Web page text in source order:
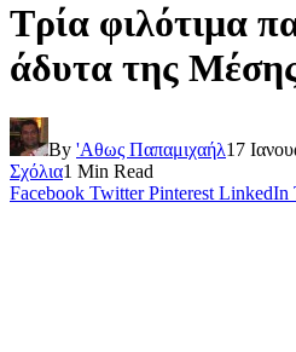
Τρία φιλότιμα
άδυτα της
By 'Αθως Παπαμιχαήλ17
Σχόλια1 Min Read
Facebook Twitter Pinterest LinkedIn